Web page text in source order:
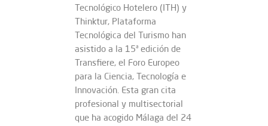
Tecnológico Hotelero (ITH) y
Thinktur, Plataforma
Tecnológica del Turismo han
asistido a la 15ª edición de
Transfiere, el Foro Europeo
para la Ciencia, Tecnología e
Innovación. Esta gran cita
profesional y multisectorial
que ha acogido Málaga del 24